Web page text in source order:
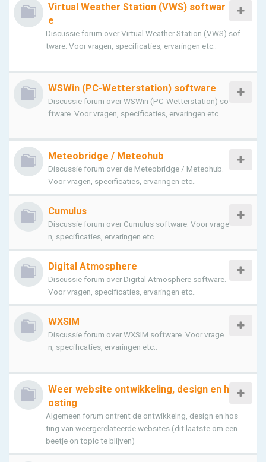
Virtual Weather Station (VWS) softwar
e
Discussie forum over Virtual Weather Station (VWS) sof
tware. Voor vragen, specificaties, ervaringen etc..
WSWin (PC-Wetterstation) software
Discussie forum over WSWin (PC-Wetterstation) so
ftware. Voor vragen, specificaties, ervaringen etc..
Meteobridge / Meteohub
Discussie forum over de Meteobridge / Meteohub.
Voor vragen, specificaties, ervaringen etc..
Cumulus
Discussie forum over Cumulus software. Voor vrage
n, specificaties, ervaringen etc..
Digital Atmosphere
Discussie forum over Digital Atmosphere software.
Voor vragen, specificaties, ervaringen etc..
WXSIM
Discussie forum over WXSIM software. Voor vrage
n, specificaties, ervaringen etc..
Weer website ontwikkeling, design en h
osting
Algemeen forum ontrent de ontwikkelng, design en hos
ting van weergerelateerde websites (dit laatste om een
beetje on topic te blijven)